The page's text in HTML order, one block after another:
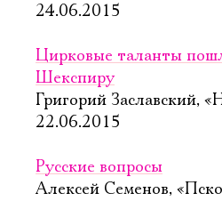
24.06.2015
Цирковые таланты
Шекспиру
Григорий Заславский,
22.06.2015
Русские вопросы
Алексей Семенов,